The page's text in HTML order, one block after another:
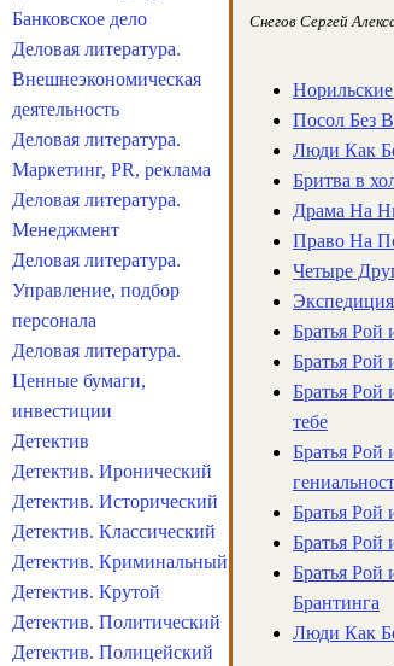
Снегов Сергей
Посол Без
Люди Как
Бритва в
Драма На
Право На
Четыре
Братья Рой
Братья Рой
Братья Рой
тебе
Братья Рой
Братья Рой
Братья Рой
Братья Рой
Брантинга
Люди Как
Банковское дело
Деловая литература.
Внешнеэкономическая
деятельность
Деловая литература.
Маркетинг, PR, реклама
Деловая литература.
Менеджмент
Деловая литература.
Управление, подбор
персонала
Деловая литература.
Ценные бумаги,
инвестиции
Детектив
Детектив. Иронический
Детектив. Исторический
Детектив. Классический
Детектив. Криминальный
Детектив. Крутой
Детектив. Политический
Детектив. Полицейский